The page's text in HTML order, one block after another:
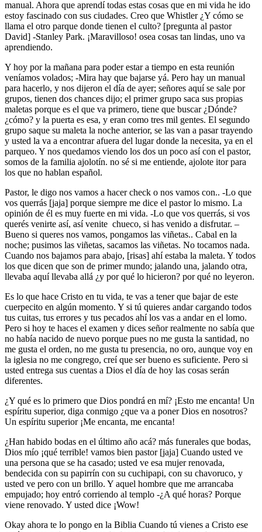
manual. Ahora que aprendí todas estas cosas que en mi vida he ido
estoy fascinado con sus ciudades. Creo que Whistler ¿Y cómo se
llama el otro parque donde tienen el culto? [pregunta al pastor
David] -Stanley Park. ¡Maravilloso! osea cosas tan lindas, uno va
aprendiendo.
Y hoy por la mañana para poder estar a tiempo en esta reunión
veníamos volados; -Mira hay que bajarse yá. Pero hay un manual
para hacerlo, y nos dijeron el día de ayer; señores aquí se sale por
grupos, tienen dos chances dijo; el primer grupo saca sus propias
maletas porque es el que va primero, tiene que buscar ¿Dónde?
¿cómo? y la puerta es esa, y eran como tres mil gentes. El segundo
grupo saque su maleta la noche anterior, se las van a pasar trayendo
y usted la va a encontrar afuera del lugar donde la necesita, ya en el
parqueo. Y nos quedamos viendo los dos un poco así con el pastor,
somos de la familia ajolotín. no sé si me entiende, ajolote itor para
los que no hablan español.
Pastor, le digo nos vamos a hacer check o nos vamos con.. -Lo que
vos querrás [jaja] porque siempre me dice el pastor lo mismo. La
opinión de él es muy fuerte en mi vida. -Lo que vos querrás, si vos
querés venirte así, así venite chueco, si has venido a disfrutar. –
Bueno si queres nos vamos, pongamos las viñetas.. Cabal en la
noche; pusimos las viñetas, sacamos las viñetas. No tocamos nada.
Cuando nos bajamos para abajo, [risas] ahí estaba la maleta. Y todos
los que dicen que son de primer mundo; jalando una, jalando otra,
llevaba aquí llevaba allá ¿y por qué lo hicieron? por qué no leyeron.
Es lo que hace Cristo en tu vida, te vas a tener que bajar de este
cuerpecito en algún momento. Y si tú quieres andar cargando todos
tus cuitas, tus errores y tus pecados ahí los vas a andar en el lomo.
Pero si hoy te haces el examen y dices señor realmente no sabía que
no había nacido de nuevo porque pues no me gusta la santidad, no
me gusta el orden, no me gusta tu presencia, no oro, aunque voy en
la iglesia no me congrego, creí que ser bueno es suficiente. Pero si
usted entrega sus cuentas a Dios el día de hoy las cosas serán
diferentes.
¿Y qué es lo primero que Dios pondrá en mí? ¡Esto me encanta! Un
espíritu superior, diga conmigo ¿que va a poner Dios en nosotros?
Un espíritu superior ¡Me encanta, me encanta!
¿Han habido bodas en el último año acá? más funerales que bodas,
Dios mío ¡qué terrible! vamos bien pastor [jaja] Cuando usted ve
una persona que se ha casado; usted ve esa mujer renovada,
bendecida con su papirrín con su cuchipapi, con su chavoruco, y
usted ve pero con un brillo. Y aquel hombre que me arrancaba
empujado; hoy entró corriendo al templo -¿A qué horas? Porque
viene renovado. Y usted dice ¡Wow!
Okay ahora te lo pongo en la Biblia Cuando tú vienes a Cristo ese